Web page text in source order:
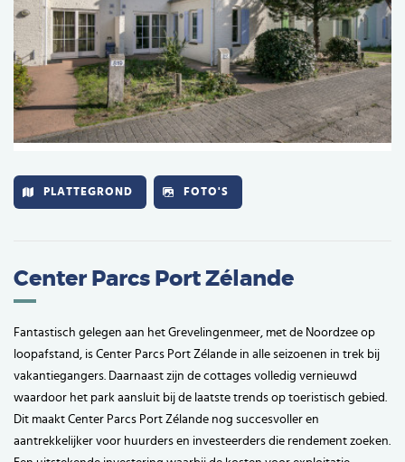
PLATTEGROND FOTO'S
Center Parcs Port Zélande
Fantastisch gelegen aan het Grevelingenmeer, met de Noordzee op
loopafstand, is Center Parcs Port Zélande in alle seizoenen in trek bij
vakantiegangers. Daarnaast zijn de cottages volledig vernieuwd
waardoor het park aansluit bij de laatste trends op toeristisch gebied.
Dit maakt Center Parcs Port Zélande nog succesvoller en
aantrekkelijker voor huurders en investeerders die rendement zoeken.